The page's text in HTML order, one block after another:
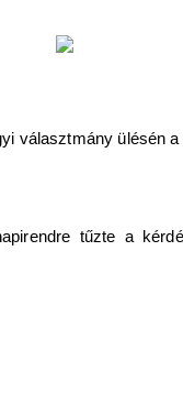
választmány ülésén
tűzte a